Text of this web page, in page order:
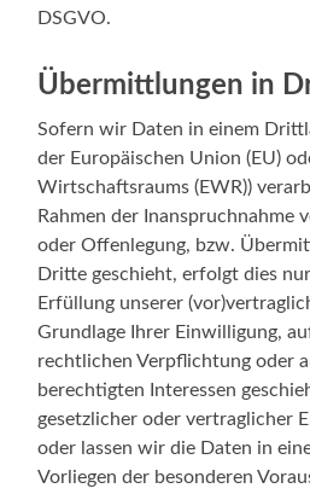
DSGVO.
Übermittlungen in
Sofern wir Daten in einem
der Europäischen Union (EU)
Wirtschaftsraums (EWR))
Rahmen der Inanspruchnahme
oder Offenlegung, bzw.
Dritte geschieht, erfolgt dies
Erfüllung unserer
Grundlage Ihrer Einwilligung,
rechtlichen Verpflichtung oder
berechtigten Interessen
gesetzlicher oder vertraglicher
oder lassen wir die Daten in
Vorliegen der besonderen